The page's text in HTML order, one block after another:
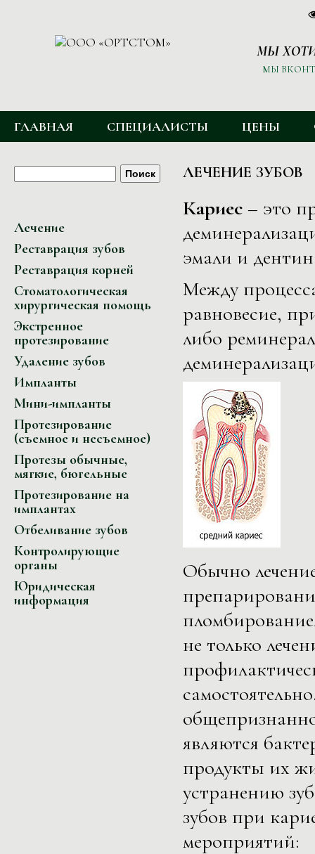
МЫ
МЫ
ГЛАВНОЕ МЕНЮ
ГЛАВНАЯ СПЕЦИАЛИСТЫ ЦЕНЫ
ФОРМА ПОИСКА
Поиск
Лечение
Реставрация зубов
Реставрация корней
Стоматологическая
хирургическая помощь
Экстренное
протезирование
Удаление зубов
Импланты
Мини-импланты
Протезирование
(съемное и несъемное)
Протезы обычные,
мягкие, бюгельные
Протезирование на
имплантах
Отбеливание зубов
Контролирующие
органы
Юридическая
информация
ЛЕЧЕНИЕ ЗУБОВ
Кариес – это
эмали и
Между
равновесие,
либо
Обычно
не только
являются
продукты их
устранению
зубов при
мероприятий: